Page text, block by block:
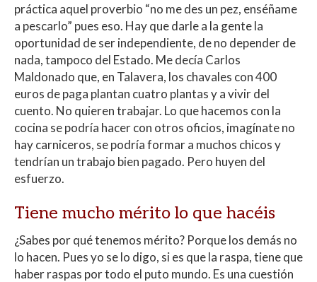
práctica aquel proverbio “no me des un pez, enséñame
a pescarlo” pues eso. Hay que darle a la gente la
oportunidad de ser independiente, de no depender de
nada, tampoco del Estado. Me decía Carlos
Maldonado que, en Talavera, los chavales con 400
euros de paga plantan cuatro plantas y a vivir del
cuento. No quieren trabajar. Lo que hacemos con la
cocina se podría hacer con otros oficios, imagínate no
hay carniceros, se podría formar a muchos chicos y
tendrían un trabajo bien pagado. Pero huyen del
esfuerzo.
Tiene mucho mérito lo que hacéis
¿Sabes por qué tenemos mérito? Porque los demás no
lo hacen. Pues yo se lo digo, si es que la raspa, tiene que
haber raspas por todo el puto mundo. Es una cuestión